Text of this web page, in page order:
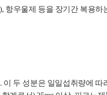
항우울제 등을 장기간 복용
이 두 성분은 일일섭취량에 따